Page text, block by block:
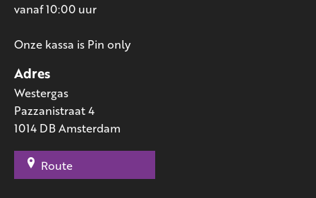
Adres
Westergas
Pazzanistraat 4
1014 DB Amsterdam
Route
vanaf 10:00 uur
Onze kassa is Pin only